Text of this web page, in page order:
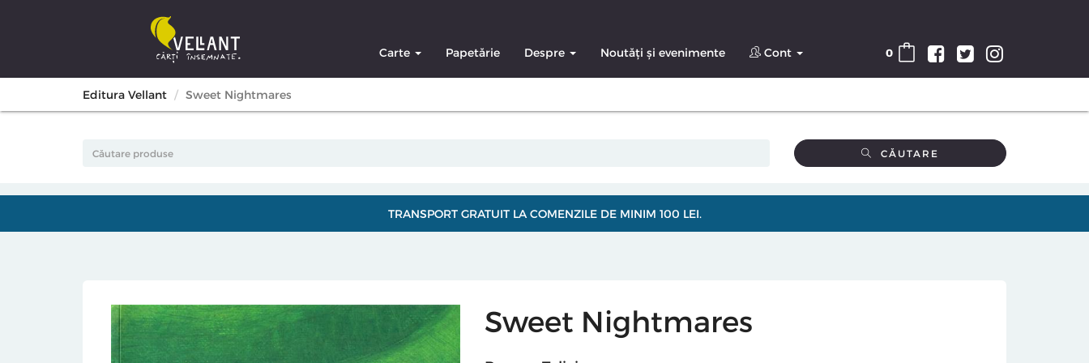
0
Carte Papetărie Despre Noutăți și evenimente Cont
Editura Vellant Sweet Nightmares
CĂUTARE
TRANSPORT GRATUIT LA COMENZILE DE MINIM 100 LEI.
Sweet Nightmares